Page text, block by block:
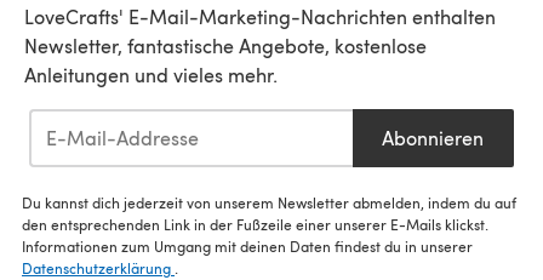
LoveCrafts' E-Mail-Marketing-Nachrichten enthalten
Newsletter, fantastische Angebote, kostenlose
Anleitungen und vieles mehr.
Abonnieren
Du kannst dich jederzeit von unserem Newsletter abmelden, indem du auf
den entsprechenden Link in der Fußzeile einer unserer E-Mails klickst.
Informationen zum Umgang mit deinen Daten findest du in unserer
Datenschutzerklärung